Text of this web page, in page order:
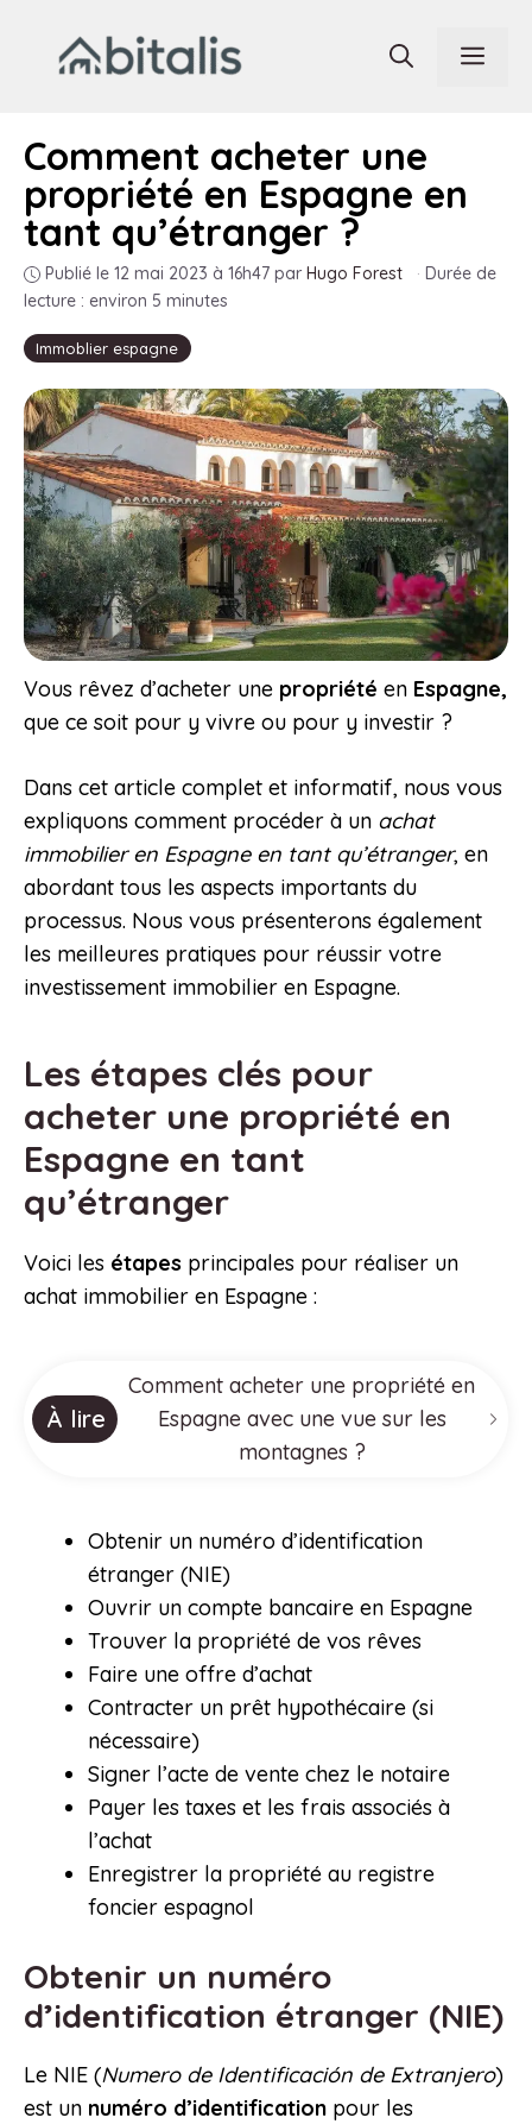
contenu
Immoblier espagne
Comment acheter une
propriété en Espagne en
tant qu’étranger ?
Publié le 12 mai 2023 à 16h47 par Hugo Forest · Durée de
lecture : environ 5 minutes
Vous rêvez d’acheter une propriété en Espagne,
que ce soit pour y vivre ou pour y investir ?
Dans cet article complet et informatif, nous vous
expliquons comment procéder à un achat
immobilier en Espagne en tant qu’étranger, en
abordant tous les aspects importants du
processus. Nous vous présenterons également
les meilleures pratiques pour réussir votre
investissement immobilier en Espagne.
Les étapes clés pour
acheter une propriété en
Espagne en tant
qu’étranger
Voici les étapes principales pour réaliser un
achat immobilier en Espagne :
À lire
Comment acheter une propriété en
Espagne avec une vue sur les
montagnes ?
Obtenir un numéro d’identification
étranger (NIE)
Ouvrir un compte bancaire en Espagne
Trouver la propriété de vos rêves
Faire une offre d’achat
Contracter un prêt hypothécaire (si
nécessaire)
Signer l’acte de vente chez le notaire
Payer les taxes et les frais associés à
l’achat
Enregistrer la propriété au registre
foncier espagnol
Obtenir un numéro
d’identification étranger (NIE)
Le NIE (Numero de Identificación de Extranjero)
est un numéro d’identification pour les